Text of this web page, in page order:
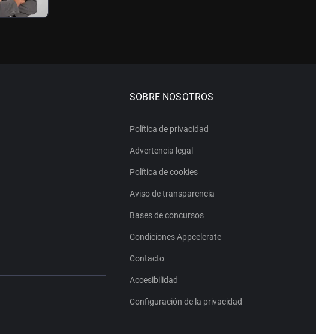
SOBRE NOSOTROS
Política de privacidad
Advertencia legal
Política de cookies
Aviso de transparencia
Bases de concursos
Condiciones Appcelerate
Contacto
Accesibilidad
Configuración de la privacidad